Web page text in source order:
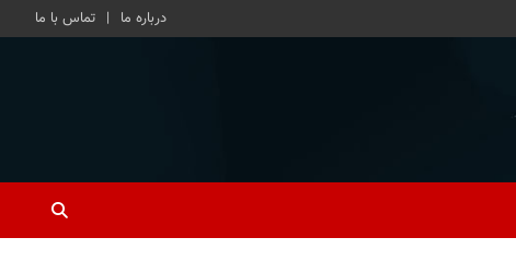
درباره ما تماس با ما